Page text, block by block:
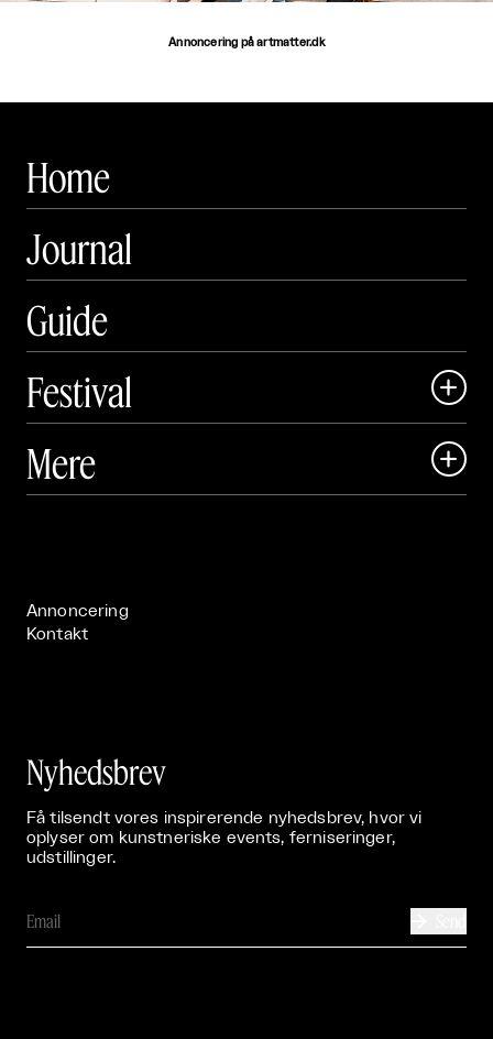
Annoncering på artmatter.dk
Home
Journal
Guide
Festival

 Art Matter Festival
Mere 
Annoncering
Kontakt
Nyhedsbrev
Få tilsendt vores inspirerende nyhedsbrev, hvor vi
oplyser om kunstneriske events, ferniseringer,
udstillinger.